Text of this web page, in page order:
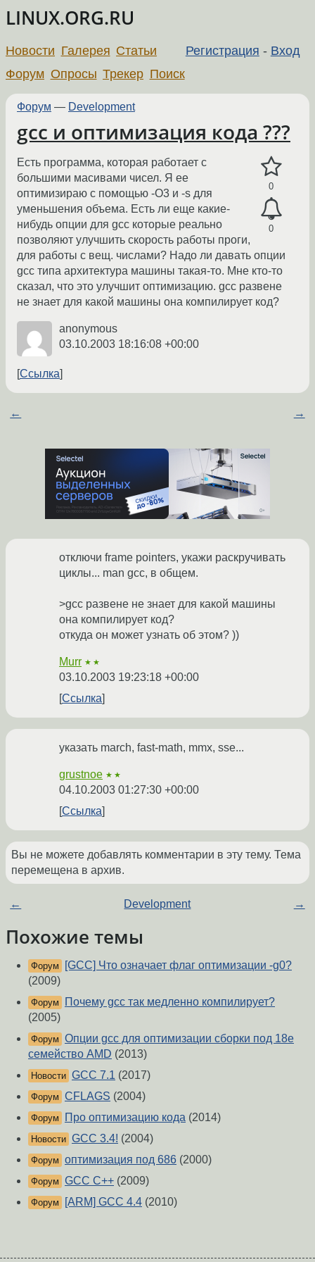
LINUX.ORG.RU
Регистрация - Вход
Новости Галерея Статьи
Форум Опросы Трекер Поиск
Форум — Development
gcc и оптимизация кода ???
0
0
Есть программа, которая работает с
большими масивами чисел. Я ее
оптимизираю с помощью -O3 и -s для
уменьшения объема. Есть ли еще какие-
нибудь опции для gcc которые реально
позволяют улучшить скорость работы проги,
для работы с вещ. числами? Надо ли давать опции
gcc типа архитектура машины такая-то. Мне кто-то
сказал, что это улучшит оптимизацию. gcc развене
не знает для какой машины она компилирует код?
anonymous
03.10.2003 18:16:08 +00:00
Ссылка
← →
отключи frame pointers, укажи раскручивать
циклы... man gcc, в общем.
>gcc развене не знает для какой машины
она компилирует код?
откуда он может узнать об этом? ))
Murr ★★
03.10.2003 19:23:18 +00:00
Ссылка
указать march, fast-math, mmx, sse...
grustnoe ★★
04.10.2003 01:27:30 +00:00
Ссылка
Вы не можете добавлять комментарии в эту тему. Тема
перемещена в архив.
← Development →
Похожие темы
Форум
[GCC] Что означает флаг оптимизации -g0?
(2009)
Форум
Почему gcc так медленно компилирует?
(2005)
Форум Опции gcc для оптимизации сборки под 18е
семейство AMD (2013)
Новости GCC 7.1 (2017)
Форум СFLAGS (2004)
Форум Про оптимизацию кода (2014)
Новости GCC 3.4! (2004)
Форум оптимизация под 686 (2000)
Форум GCC C++ (2009)
Форум [ARM] GCC 4.4 (2010)